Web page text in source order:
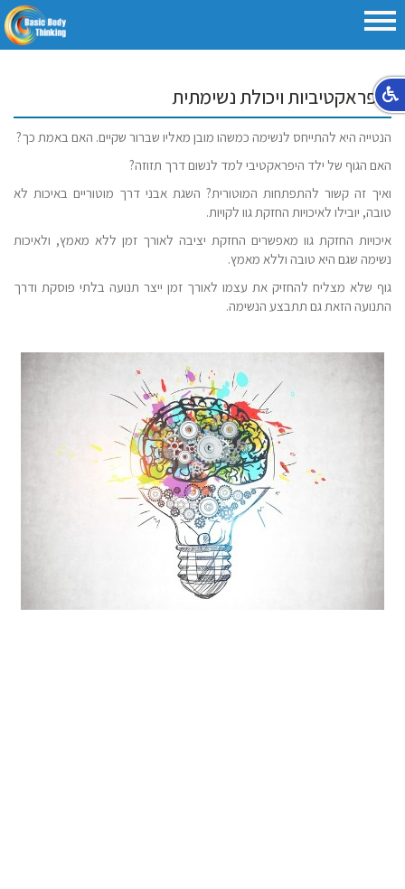
היפראקטיביות ויכולת נשימתית
הנטייה היא להתייחס לנשימה כמשהו מובן מאליו שברור שקיים. האם באמת כך?
האם הגוף של ילד היפראקטיבי למד לנשום דרך תזוזה?
ואיך זה קשור להתפתחות המוטורית? השגת אבני דרך מוטוריים באיכות לא
טובה, יובילו לאיכויות החזקת גוו לקויות.
איכויות החזקת גוו מאפשרים החזקת יציבה לאורך זמן ללא מאמץ, ולאיכות
נשימה שגם היא טובה וללא מאמץ.
גוף שלא מצליח להחזיק את עצמו לאורך זמן ייצר תנועה בלתי פוסקת ודרך
התנועה הזאת גם תתבצע הנשימה.